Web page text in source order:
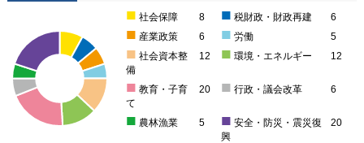
■ 社会保障 8 ■ 税財政・財政再建 6
■ 産業政策 6 ■ 労働 5
■ 社会資本整
備
12 ■ 環境・エネルギー 12
■ 教育・子育
て
20 ■ 行政・議会改革 6
■ 農林漁業 5 ■ 安全・防災・震災復
興
20